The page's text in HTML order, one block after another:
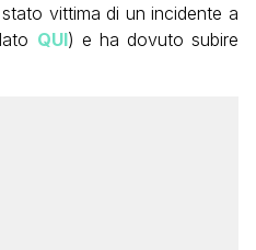
vittima di un incidente a
QUI) e ha dovuto subire